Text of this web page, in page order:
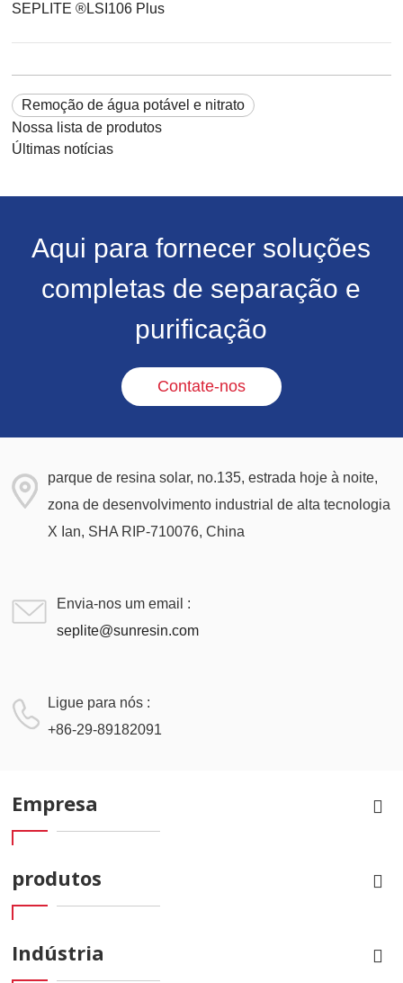
SEPLITE ®LSI106 Plus
Remoção de água potável e nitrato
Nossa lista de produtos
Últimas notícias
Aqui para fornecer soluções
completas de separação e
purificação
Contate-nos
parque de resina solar, no.135, estrada hoje à noite,
zona de desenvolvimento industrial de alta tecnologia
X Ian, SHA RIP-710076, China
Envia-nos um email :
seplite@sunresin.com
Ligue para nós :
+86-29-89182091
Empresa
produtos
Indústria